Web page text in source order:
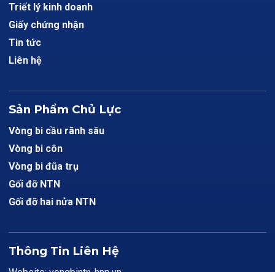
Triết lý kinh doanh
Giấy chứng nhận
Tin tức
Liên hệ
Sản Phẩm Chủ Lực
Vòng bi cầu rãnh sâu
Vòng bi côn
Vòng bi đũa trụ
Gối đỡ NTN
Gối đỡ hai nửa NTN
Thông Tin Liên Hệ